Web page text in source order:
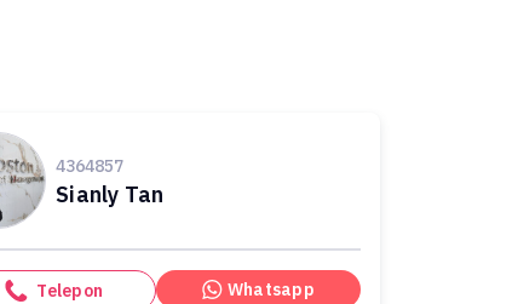
4364857
Sianly Tan
Telepon Whatsapp